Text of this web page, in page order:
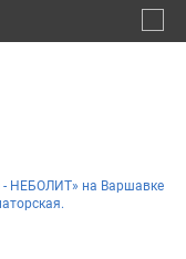
- НЕБОЛИТ» на Варшавке